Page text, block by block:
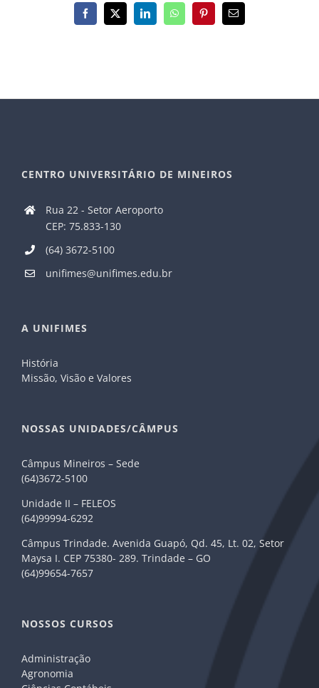
Facebook
X LinkedInWhatsAppPinterest
E-
mail
CENTRO UNIVERSITÁRIO DE MINEIROS
Rua 22 - Setor Aeroporto
CEP: 75.833-130
(64) 3672-5100
unifimes@unifimes.edu.br
A UNIFIMES
História
Missão, Visão e Valores
NOSSAS UNIDADES/CÂMPUS
Câmpus Mineiros – Sede
(64)3672-5100
Unidade II – FELEOS
(64)99994-6292
Câmpus Trindade. Avenida Guapó, Qd. 45, Lt. 02, Setor
Maysa I. CEP 75380- 289. Trindade – GO
(64)99654-7657
NOSSOS CURSOS
Administração
Agronomia